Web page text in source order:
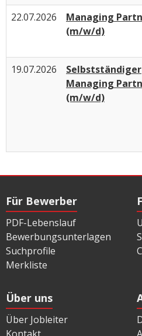
22.07.2026
Managing
(m/w/d)
19.07.2026
Selbstständiger
Managing
(m/w/d)
Für Bewerber
PDF-Lebenslauf
Bewerbungsunterlagen
Suchprofile
Merkliste
Über uns
Über Jobleiter